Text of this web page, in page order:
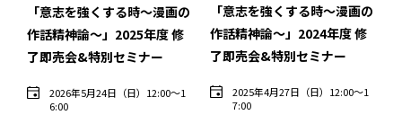
講座レポート
連載・コラム
「意志を強くする時〜漫画の
作話精神論〜」2025年度 修
了即売会&特別セミナー
2026年5月24日（日）12:00〜1
6:00
「意志を強くする時〜漫画の
作話精神論〜」2024年度 修
了即売会&特別セミナー
2025年4月27日（日）12:00〜1
7:00